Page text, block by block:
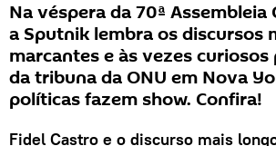
Na véspera da 70ª Assembleia
a Sputnik lembra os discursos
marcantes e às vezes
da tribuna da ONU em Nova
políticas fazem show. Confira!
Fidel Castro e o discurso mais